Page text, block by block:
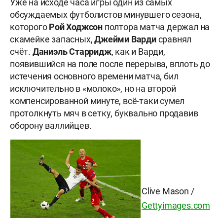
Уже на исходе часа игры один из самых
обсуждаемых футболистов минувшего сезона,
которогоРой Ходжсон полтора матча держал на
скамейке запасных,Джейми Вардисравнял
счёт. Даниэль Старридж, как и Варди,
появившийся на поле после перерыва, вплоть до
истечения основного времени матча, бил
исключительно в «молоко», но на второй
компенсированной минуте, всё-таки сумел
протолкнуть мяч в сетку, буквально продавив
оборону валлийцев.
Clive Mason /
Gettyimages.com